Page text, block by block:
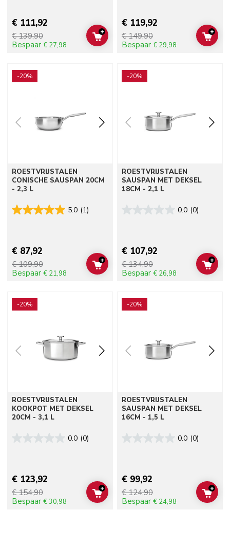
€ 111,92
€ 139,90
Bespaar € 27,98
ADD TO CART
+
€ 119,92
€ 149,90
Bespaar € 29,98
ADD
+
-20%
ROESTVRIJSTALEN
CONISCHE SAUSPAN 20CM
- 2,3 L
5.0 (1)
€ 87,92
€ 109,90
Bespaar € 21,98
ADD TO CART
+
-20%
ROESTVRIJSTALEN
SAUSPAN MET DEKSEL
18CM - 2,1 L
0.0 (0)
€ 107,92
€ 134,90
Bespaar € 26,98
ADD
+
-20%
ROESTVRIJSTALEN
KOOKPOT MET DEKSEL
20CM - 3,1 L
0.0 (0)
€ 123,92
€ 154,90
Bespaar € 30,98
ADD TO CART
+
-20%
ROESTVRIJSTALEN
SAUSPAN MET DEKSEL
16CM - 1,5 L
0.0 (0)
€ 99,92
€ 124,90
Bespaar € 24,98
ADD
+